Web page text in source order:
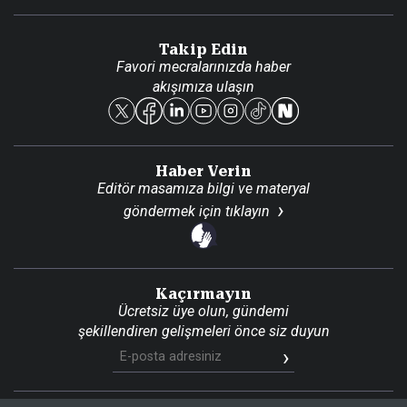
Reklam Ver
Takip Edin
Favori mecralarınızda haber
akışımıza ulaşın
Haber Verin
Editör masamıza bilgi ve materyal
göndermek için tıklayın
Kaçırmayın
Ücretsiz üye olun, gündemi
şekillendiren gelişmeleri önce siz duyun